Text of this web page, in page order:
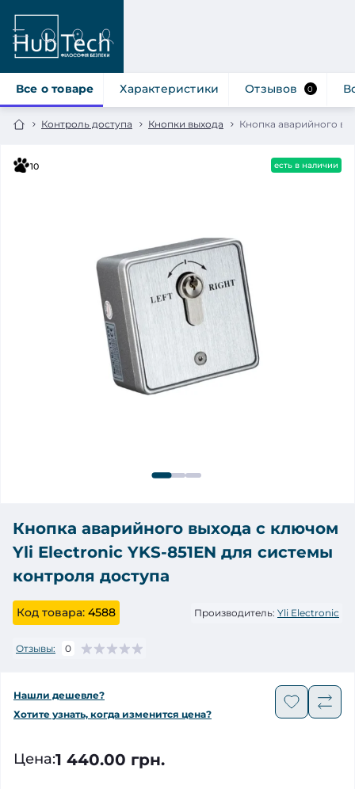
Контроль доступа Кнопки выхода Кнопка аварийного
Все о товаре Характеристики Отзывов 0
10 есть в наличии
Кнопка аварийного выхода с ключом
Yli Electronic YKS-851EN для системы
контроля доступа
Код товара: 4588 Производитель: Yli Electronic
Отзывы: 0
Нашли дешевле?
Хотите узнать, когда изменится цена?
Цена:1 440.00 грн.